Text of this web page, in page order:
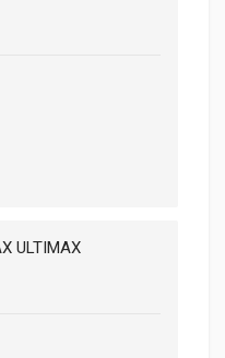
ULTIMAX